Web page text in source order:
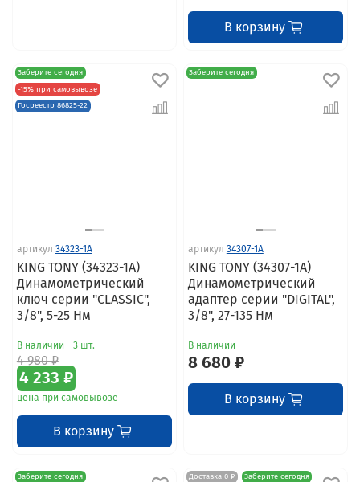
В корзину
Заберите сегодня
-15% при самовывозе
Госреестр 86825-22
артикул 34323-1A
KING TONY (34323-1A)
Динамометрический
ключ серии "CLASSIC",
3/8", 5-25 Нм
В наличии - 3 шт.
4 980 ₽
4 233 ₽
цена при самовывозе
В корзину
Заберите сегодня
артикул 34307-1A
KING TONY (34307-1A)
Динамометрический
адаптер серии "DIGITAL",
3/8", 27-135 Нм
В наличии
8 680 ₽
В корзину
Заберите сегодня
Доставка 0 ₽
Заберите сегодня